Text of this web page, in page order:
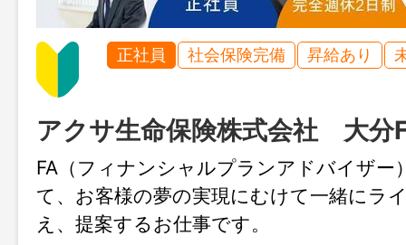
正社員 社会保険完備 昇給あり
アクサ生命保険株式会社 大分
FA（フィナンシャルプランアドバイザー
て、お客様の夢の実現にむけて一緒にラ
え、提案するお仕事です。